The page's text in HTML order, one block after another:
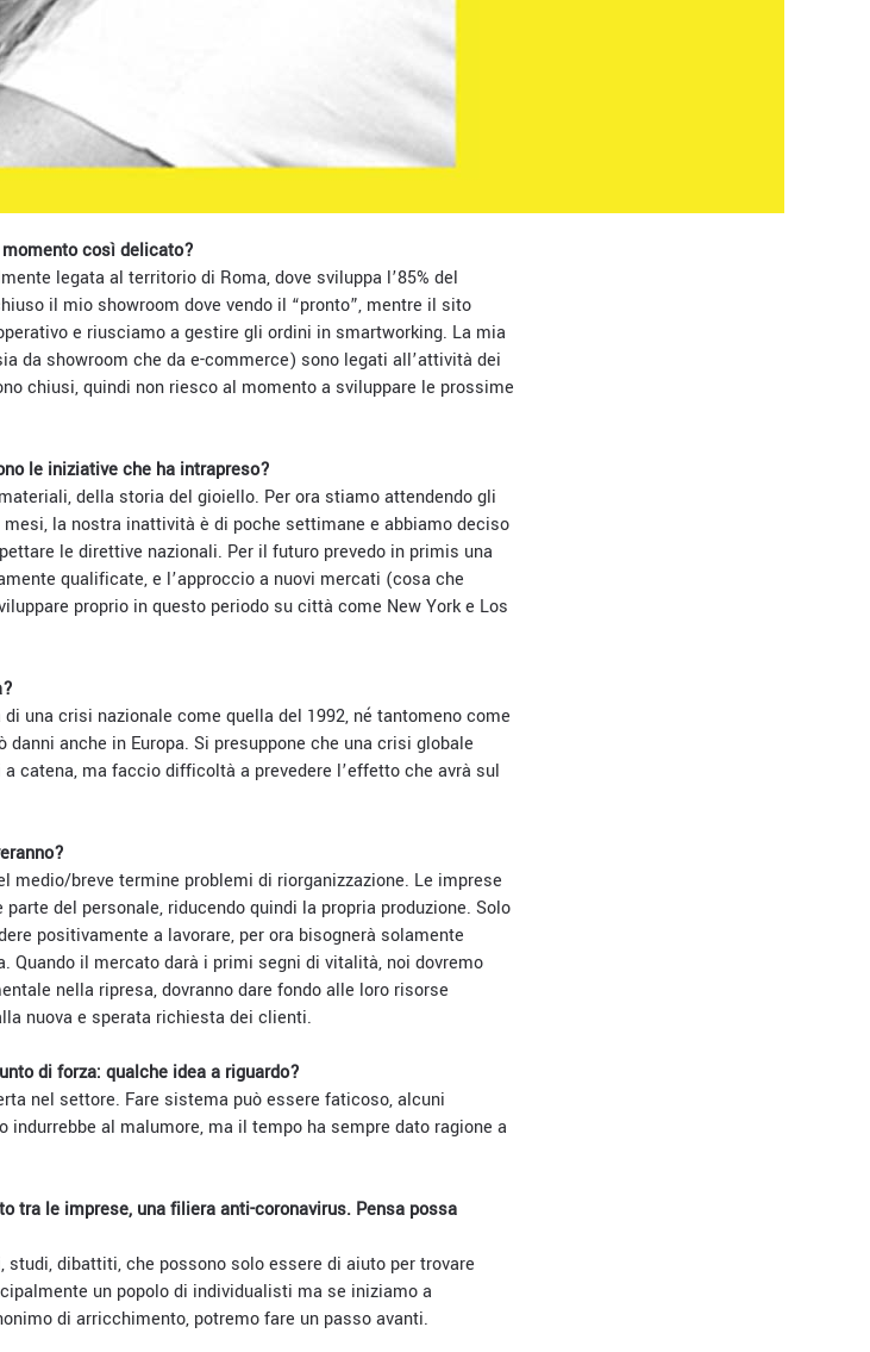
così delicato?
legata al territorio di Roma, dove sviluppa l’85% del
il mio showroom dove vendo il “pronto”, mentre il sito
e riusciamo a gestire gli ordini in smartworking. La mia
da showroom che da e-commerce) sono legati all’attività dei
chiusi, quindi non riesco al momento a sviluppare le prossime
le iniziative che ha intrapreso?
della storia del gioiello. Per ora stiamo attendendo gli
la nostra inattività è di poche settimane e abbiamo deciso
le direttive nazionali. Per il futuro prevedo in primis una
qualificate, e l’approccio a nuovi mercati (cosa che
proprio in questo periodo su città come New York e Los
una crisi nazionale come quella del 1992, né tantomeno come
anche in Europa. Si presuppone che una crisi globale
catena, ma faccio difficoltà a prevedere l’effetto che avrà sul
medio/breve termine problemi di riorganizzazione. Le imprese
del personale, riducendo quindi la propria produzione. Solo
positivamente a lavorare, per ora bisognerà solamente
Quando il mercato darà i primi segni di vitalità, noi dovremo
nella ripresa, dovranno dare fondo alle loro risorse
nuova e sperata richiesta dei clienti.
di forza: qualche idea a riguardo?
nel settore. Fare sistema può essere faticoso, alcuni
al malumore, ma il tempo ha sempre dato ragione a
tra le imprese, una filiera anti-coronavirus. Pensa possa
dibattiti, che possono solo essere di aiuto per trovare
un popolo di individualisti ma se iniziamo a
di arricchimento, potremo fare un passo avanti.